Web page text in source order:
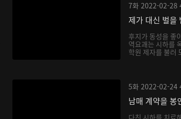
7화 2022-02-28
제가 대신 벌을
후지가 동성을 좋
역요괘는 시하를
학원 제자를 불러
5화 2022-02-24
남매 계약을 봉
다친 시하를 치료